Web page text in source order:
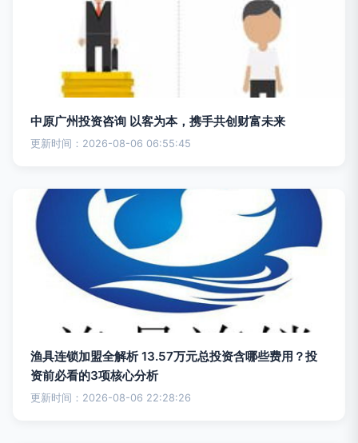
中原广州投资咨询 以客为本，携手共创财富未来
更新时间：2026-08-06 06:55:45
渔具连锁加盟全解析 13.57万元总投资含哪些费用？投
资前必看的3项核心分析
更新时间：2026-08-06 22:28:26